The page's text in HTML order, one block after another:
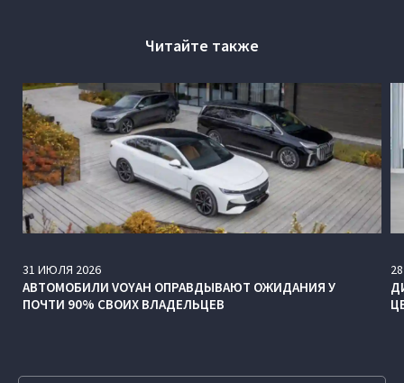
Читайте также
31 ИЮЛЯ 2026
АВТОМОБИЛИ VOYAH ОПРАВДЫВАЮТ ОЖИДАНИЯ У
ПОЧТИ 90% СВОИХ ВЛАДЕЛЬЦЕВ
28